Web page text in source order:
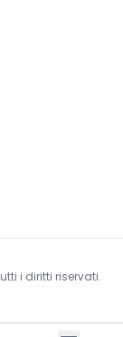
i diritti riservati.